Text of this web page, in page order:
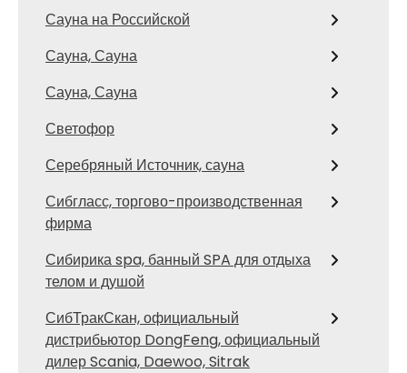
Сауна на Российской
Сауна, Сауна
Сауна, Сауна
Светофор
Серебряный Источник, сауна
Сибгласс, торгово-производственная
фирма
Сибирика spa, банный SPA для отдыха
телом и душой
СибТракСкан, официальный
дистрибьютор DongFeng, официальный
дилер Scania, Daewoo, Sitrak